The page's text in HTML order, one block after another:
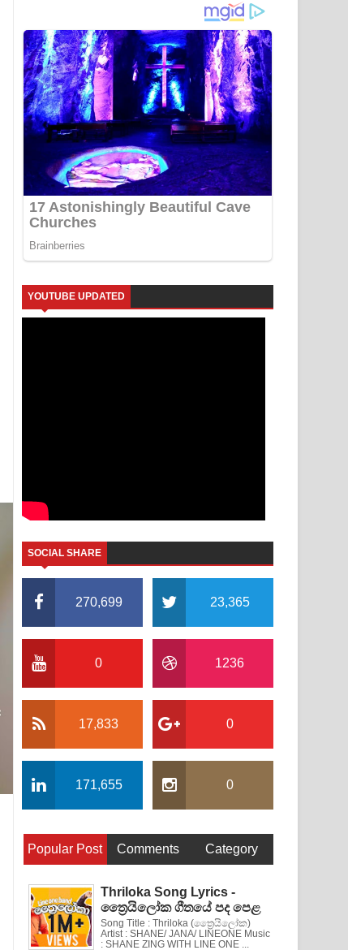
YOUTUBE UPDATED
SOCIAL SHARE
270,699 23,365
0 1236
17,833 0
171,655 0
Popular Post Comments Category
Thriloka Song Lyrics -
ත්‍රෛයිලෝක ගීතයේ පද පෙළ
Song Title : Thriloka (ත්‍රෛයිලෝක)
Artist : SHANE/ JANA/ LINEONE Music
: SHANE ZING WITH LINE ONE ...